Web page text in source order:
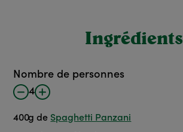
Ingrédients
Nombre de personnes
4
400g de Spaghetti Panzani